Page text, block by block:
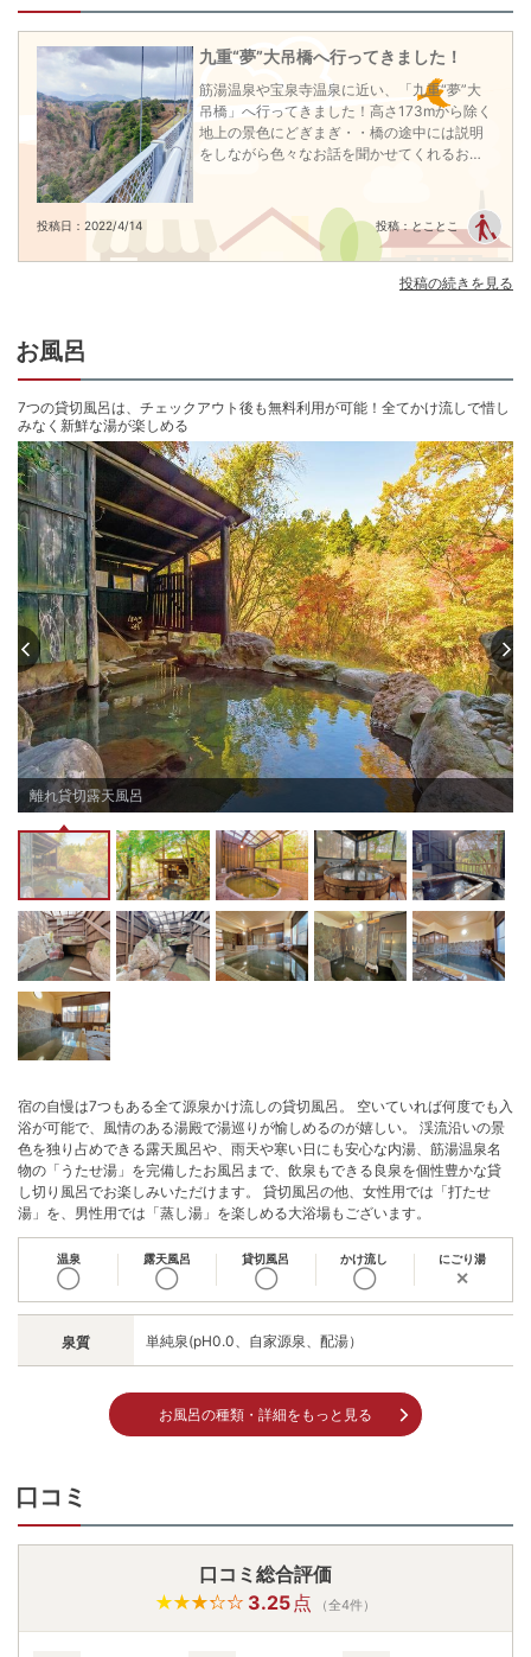
檜湯や渓流沿いの露天風呂、洞窟風呂など個性豊かな浴場が揃い、温泉好き
【料理】
巧みな技法にこだわらず、素材を大切に仕上げる素朴で繊細なお料理。
自家農園で栽培し、旬の食べごろをいただく。
■宿おすすめプラン
A4ランク以上確約の特選和牛が楽しめる「トロケル特選和牛付き贅沢会席」
プランがおすすめ。季節の小鉢半月盆盛が付いた創作会席とともに愉しめ
し
周囲を気にせずゆったりとお食事をお楽しみいただけます。
【客室】
和室または洋室を宿おまかせにてご用意。下記のいづれかのお部屋になりま
す。
・和室12畳：2021年秋、琉球畳に畳替えなどをし、リニューアルしたお部屋
です。
・和室8畳：広縁付きで8畳でも広々としたお部屋です。
・洋室：大きなソファもあり、ゆっくりとお寛ぎいただける空間になってお
ります。
※全客室内Wi-Fi設置有（場所によっては繋がらないそうです）
チェックイン15:30〜19:00
チェックアウト 〜10:00
九重“夢”大吊橋へ行ってきました！
筋湯温泉や宝泉寺温泉に近い、「九重“夢”大
吊橋」へ行ってきました！高さ173mから除く
地上の景色にどぎまぎ・・橋の途中には説明
をしながら色々なお話を聞かせてくれるおじ
つも見えてびっくり！
投稿日：2022/4/14 投稿：とことこ
投稿の続きを見る
お風呂
7つの貸切風呂は、チェックアウト後も無料利用が可能！全てかけ流しで惜し
みなく新鮮な湯が楽しめる
離れ貸切露天風呂
宿の自慢は7つもある全て源泉かけ流しの貸切風呂。 空いていれば何度でも入
浴が可能で、風情のある湯殿で湯巡りが愉しめるのが嬉しい。 渓流沿いの景
色を独り占めできる露天風呂や、雨天や寒い日にも安心な内湯、筋湯温泉名
物の「うたせ湯」を完備したお風呂まで、飲泉もできる良泉を個性豊かな貸
し切り風呂でお楽しみいただけます。 貸切風呂の他、女性用では「打たせ
湯」を、男性用では「蒸し湯」を楽しめる大浴場もございます。
温泉
◯
露天風呂
◯
貸切風呂
◯
かけ流し
◯
にごり湯
✕
泉質 単純泉(pH0.0、自家源泉、配湯）
お風呂の種類・詳細をもっと見る
口コミ
口コミ総合評価
3.25 点 （全4件）